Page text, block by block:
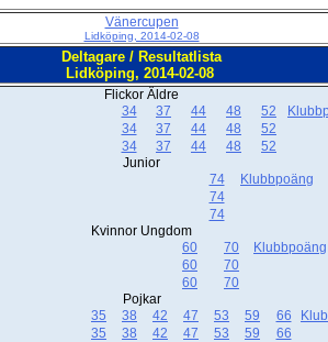
Vänercupen
Lidköping, 2014-02-08
Deltagare / Resultatlista
Lidköping, 2014-02-08
Flickor Äldre
34 37 44 48 52
34 37 44 48
52
34 37 44 48
52
Junior
74
Klubbpoäng
74
74
Kvinnor Ungdom
60 70
Klubbpoäng
60
70
60
70
Pojkar
35 38 42 47 53 59 66
35 38 42 47 53 59
66